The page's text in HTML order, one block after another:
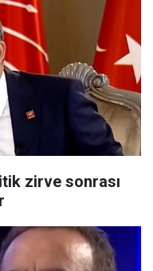
zirve sonrası